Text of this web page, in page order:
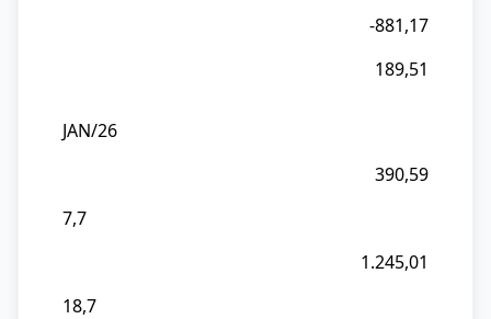
-881,17
189,51
JAN/26
390,59
7,7
1.245,01
18,7